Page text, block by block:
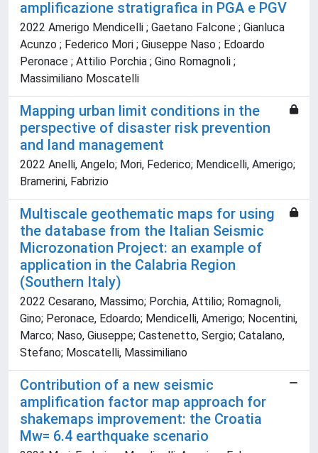
amplificazione stratigrafica in PGA e PGV
2022 Amerigo Mendicelli ; Gaetano Falcone ; Gianluca
Acunzo ; Federico Mori ; Giuseppe Naso ; Edoardo
Peronace ; Attilio Porchia ; Gino Romagnoli ;
Massimiliano Moscatelli
Mapping urban limit conditions in the
perspective of disaster risk prevention
and land management
2022 Anelli, Angelo; Mori, Federico; Mendicelli, Amerigo;
Bramerini, Fabrizio
Multiscale geothematic maps for using
the database from the Italian Seismic
Microzonation Project: an example of
application in the Calabria Region
(Southern Italy)
2022 Cesarano, Massimo; Porchia, Attilio; Romagnoli,
Gino; Peronace, Edoardo; Mendicelli, Amerigo; Nocentini,
Marco; Naso, Giuseppe; Castenetto, Sergio; Catalano,
Stefano; Moscatelli, Massimiliano
Contribution of a new seismic
amplification factor map approach for
shakemaps improvement: the Croatia
Mw= 6.4 earthquake scenario